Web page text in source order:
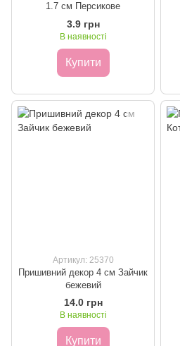
1.7 см Персикове
3.9 грн
В наявності
Купити
Артикул: 25370
Пришивний декор 4 см Зайчик
бежевий
14.0 грн
В наявності
Купити